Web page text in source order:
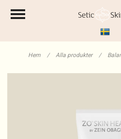
Hem / Alla produkter /